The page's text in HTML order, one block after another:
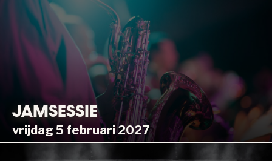
JAMSESSIE
vrijdag 5 februari 2027